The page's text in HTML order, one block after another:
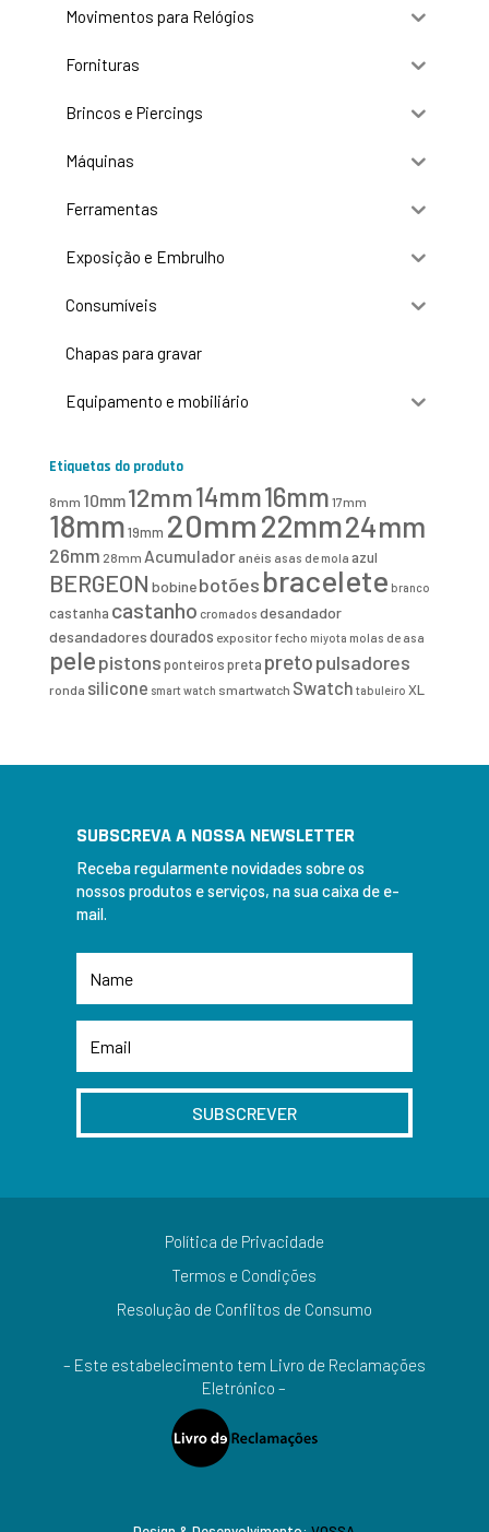
Movimentos para Relógios
Fornituras
Brincos e Piercings
Máquinas
Ferramentas
Exposição e Embrulho
Consumíveis
Chapas para gravar
Equipamento e mobiliário
Etiquetas do produto
8mm 10mm12mm14mm16mm 17mm
18mm19mm 20mm22mm24mm
26mm 28mm Acumulador anéis asas de mola azul
BERGEON bobinebotões bracelete branco
castanha castanho cromados desandador
desandadoresdourados expositor fecho miyota molas de asa
pelepistonsponteirospreta pretopulsadores
ronda silicone smart watch smartwatch Swatch tabuleiro XL
SUBSCREVA A NOSSA NEWSLETTER
Receba regularmente novidades sobre os
nossos produtos e serviços, na sua caixa de e-
mail.
SUBSCREVER
Política de Privacidade
Termos e Condições
Resolução de Conflitos de Consumo
– Este estabelecimento tem Livro de Reclamações
Eletrónico –